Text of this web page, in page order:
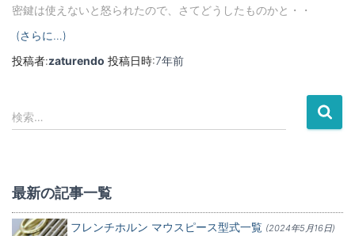
密鍵は使えないと怒られたので、さてどうしたものかと・・
(さらに…)
投稿者:zaturendo 投稿日時:7年前
検
索
検索…
最新の記事一覧
フレンチホルン マウスピース型式一覧 (2024年5月16日)